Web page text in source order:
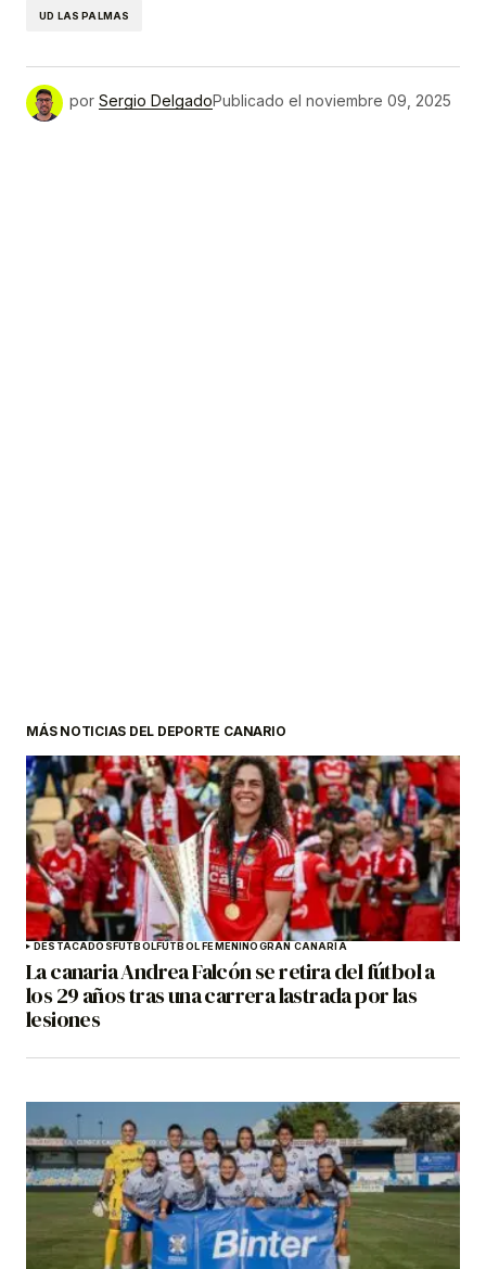
UD LAS PALMAS
por Sergio DelgadoPublicado el noviembre 09, 2025
MÁS NOTICIAS DEL DEPORTE CANARIO
DESTACADOSFÚTBOLFÚTBOL FEMENINOGRAN CANARIA
La canaria Andrea Falcón se retira del fútbol a
los 29 años tras una carrera lastrada por las
lesiones